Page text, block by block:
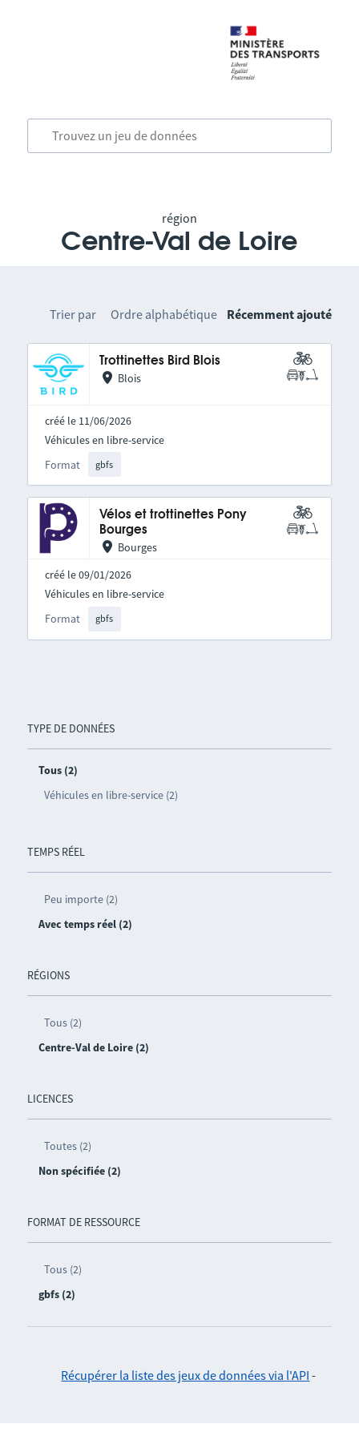
région
Centre-Val de Loire
TYPE DE DONNÉES
Tous (2)
Véhicules en libre-service (2)
TEMPS RÉEL
Peu importe (2)
Avec temps réel (2)
RÉGIONS
Tous (2)
Centre-Val de Loire (2)
LICENCES
Toutes (2)
Non spécifiée (2)
FORMAT DE RESSOURCE
Tous (2)
gbfs (2)
Trier par Ordre alphabétique Récemment ajouté
Trottinettes Bird Blois
Blois
créé le 11/06/2026
Format gbfs
Véhicules en libre-service
Vélos et trottinettes Pony
Bourges
Bourges
créé le 09/01/2026
Format gbfs
Véhicules en libre-service
Récupérer la liste des jeux de données via l'API -